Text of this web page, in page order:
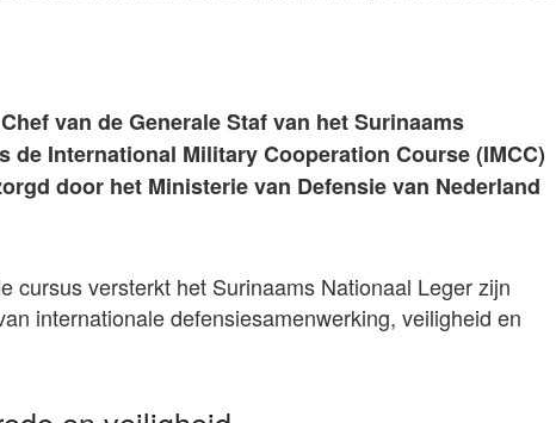
van de Generale Staf van het Surinaams
de International Military Cooperation Course (IMCC)
door het Ministerie van Defensie van Nederland
cursus versterkt het Surinaams Nationaal Leger zijn
internationale defensiesamenwerking, veiligheid en